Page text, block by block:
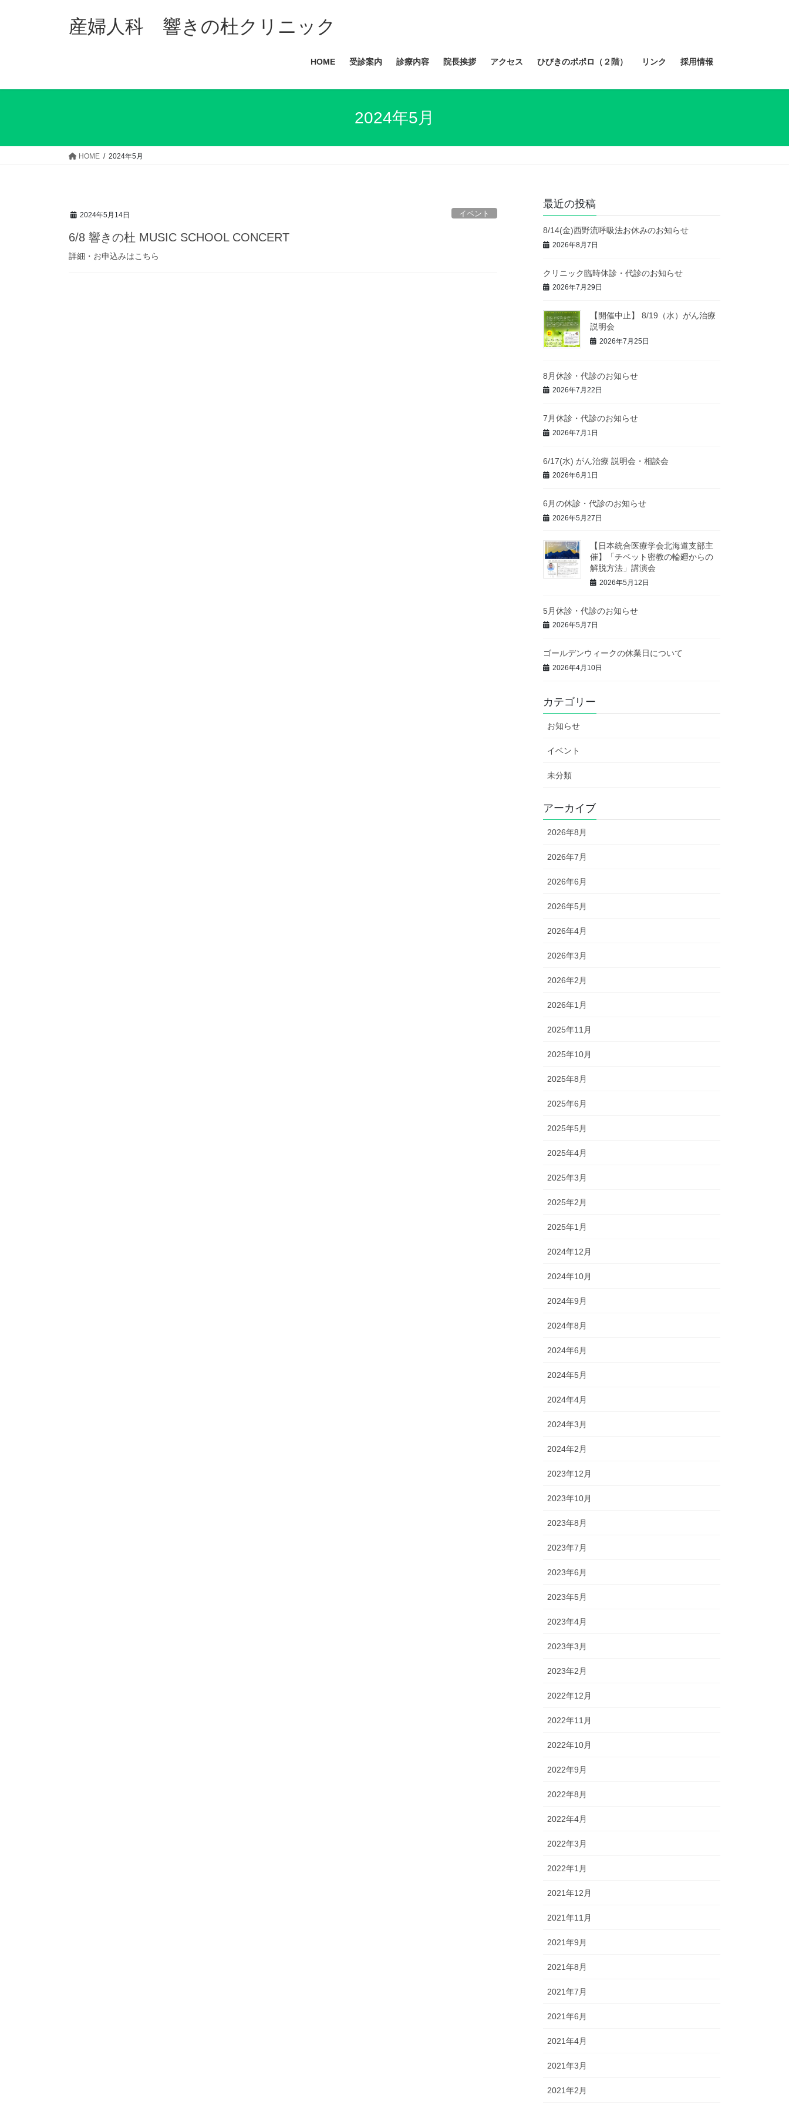
ス
ン
産婦人科 響きの杜クリニック
HOME 受診案内 診療内容 院長挨拶 アクセス ひびきのポポロ（２階） リンク 採用情報
2024年5月
HOME 2024年5月
2024年5月14日 イベント
6/8 響きの杜 MUSIC SCHOOL CONCERT
詳細・お申込みはこちら
最近の投稿
8/14(金)西野流呼吸法お休みのお知らせ
2026年8月7日
クリニック臨時休診・代診のお知らせ
2026年7月29日
【開催中止】 8/19（水）がん治療
説明会
2026年7月25日
8月休診・代診のお知らせ
2026年7月22日
7月休診・代診のお知らせ
2026年7月1日
6/17(水) がん治療 説明会・相談会
2026年6月1日
6月の休診・代診のお知らせ
2026年5月27日
【日本統合医療学会北海道支部主
催】「チベット密教の輪廻からの
解脱方法」講演会
2026年5月12日
5月休診・代診のお知らせ
2026年5月7日
ゴールデンウィークの休業日について
2026年4月10日
カテゴリー
お知らせ
イベント
未分類
アーカイブ
2026年8月
2026年7月
2026年6月
2026年5月
2026年4月
2026年3月
2026年2月
2026年1月
2025年11月
2025年10月
2025年8月
2025年6月
2025年5月
2025年4月
2025年3月
2025年2月
2025年1月
2024年12月
2024年10月
2024年9月
2024年8月
2024年6月
2024年5月
2024年4月
2024年3月
2024年2月
2023年12月
2023年10月
2023年8月
2023年7月
2023年6月
2023年5月
2023年4月
2023年3月
2023年2月
2022年12月
2022年11月
2022年10月
2022年9月
2022年8月
2022年4月
2022年3月
2022年1月
2021年12月
2021年11月
2021年9月
2021年8月
2021年7月
2021年6月
2021年4月
2021年3月
2021年2月